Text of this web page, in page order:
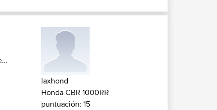
laxhond
Honda CBR 1000RR
puntuación: 15